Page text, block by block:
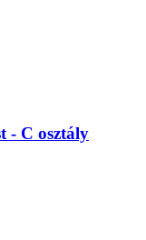
- C osztály